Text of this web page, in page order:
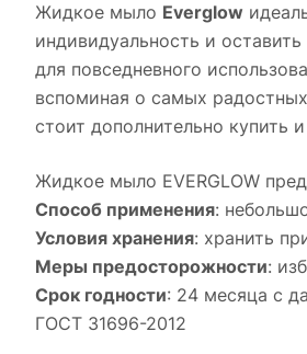
Жидкое мыло Everglow
индивидуальность и
для повседневного
вспоминая о самых
стоит дополнительно купить и
Жидкое мыло EVERGLOW
Способ применения:
Условия хранения: хранить
Меры предосторожности:
Срок годности: 24 месяца с
ГОСТ 31696-2012